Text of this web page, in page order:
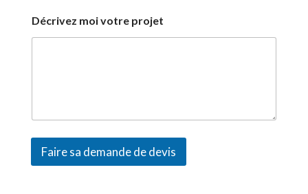
a
Décrivez moi votre projet
Faire sa demande de devis